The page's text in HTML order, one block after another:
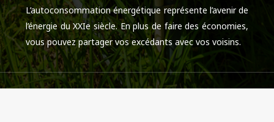
L’autoconsommation énergétique représente l’avenir de
l’énergie du XXIe siècle. En plus de faire des économies,
vous pouvez partager vos excédants avec vos voisins.